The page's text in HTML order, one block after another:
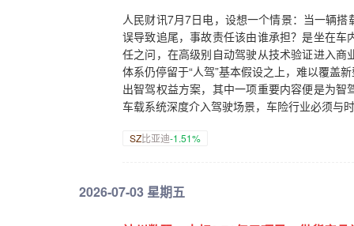
人民财讯7月7日电，设想一个情景：当一辆
误导致追尾，事故责任该由谁承担？是坐在
任之问，在高级别自动驾驶从技术验证进入
体系仍停留于“人驾”基本假设之上，难以覆盖
出智驾权益方案，其中一项重要内容便是为
车载系统深度介入驾驶场景，车险行业必须与
SZ比亚迪-1.51%
2026-07-03 星期五